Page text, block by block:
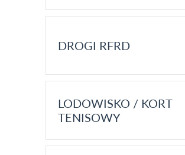
DROGI RFRD
LODOWISKO / KORT
TENISOWY